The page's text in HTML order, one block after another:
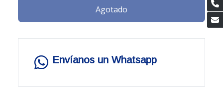
Agotado
Envíanos un Whatsapp